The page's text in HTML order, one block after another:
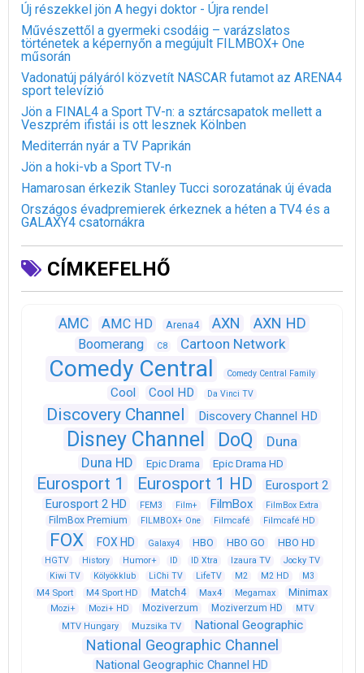
Új részekkel jön A hegyi doktor - Újra rendel
Művészettől a gyermeki csodáig – varázslatos
történetek a képernyőn a megújult FILMBOX+ One
műsorán
Vadonatúj pályáról közvetít NASCAR futamot az ARENA4
sport televízió
Jön a FINAL4 a Sport TV-n: a sztárcsapatok mellett a
Veszprém ifistái is ott lesznek Kölnben
Mediterrán nyár a TV Paprikán
Jön a hoki-vb a Sport TV-n
Hamarosan érkezik Stanley Tucci sorozatának új évada
Országos évadpremierek érkeznek a héten a TV4 és a
GALAXY4 csatornákra
CÍMKEFELHŐ
AMC AMC HD Arena4 AXN AXN HD
Boomerang C8 Cartoon Network
Comedy Central Comedy Central Family
Cool Cool HD Da Vinci TV
Discovery Channel Discovery Channel HD
Disney Channel DoQ
Duna
Duna HD
Epic Drama Epic Drama HD
Eurosport 1 Eurosport 1 HD
Eurosport 2
Eurosport 2 HD
FEM3 Film+ FilmBox FilmBox Extra
FilmBox Premium FILMBOX+ One Filmcafé Filmcafé HD
FOX FOX HD Galaxy4 HBO HBO GO HBO HD
HGTV History Humor+ ID ID Xtra Izaura TV
Jocky TV
Kiwi TV
Kölyökklub LiChi TV LifeTV M2 M2 HD M3
M4 Sport M4 Sport HD Match4 Max4 Megamax Minimax
Mozi+ Mozi+ HD Moziverzum Moziverzum HD
MTV
MTV Hungary
Muzsika TV National Geographic
National Geographic Channel
National Geographic Channel HD